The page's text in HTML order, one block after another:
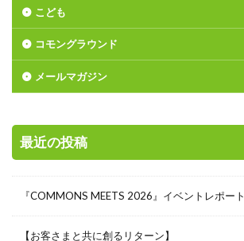
こども
コモングラウンド
メールマガジン
最近の投稿
『COMMONS MEETS 2026』イベントレポート
【お客さまと共に創るリターン】